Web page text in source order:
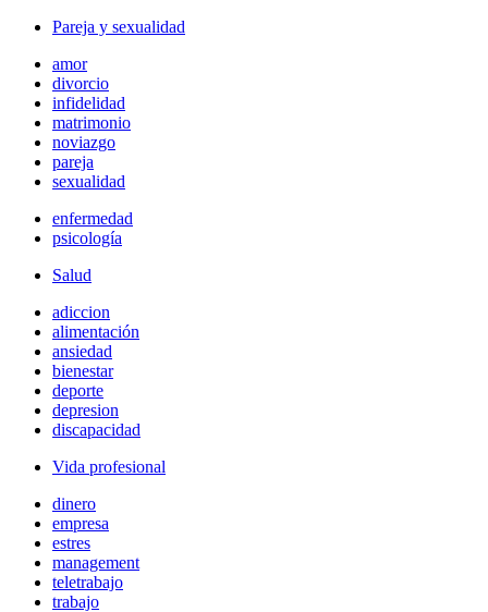
Pareja y sexualidad
amor
divorcio
infidelidad
matrimonio
noviazgo
pareja
sexualidad
enfermedad
psicología
Salud
adiccion
alimentación
ansiedad
bienestar
deporte
depresion
discapacidad
Vida profesional
dinero
empresa
estres
management
teletrabajo
trabajo